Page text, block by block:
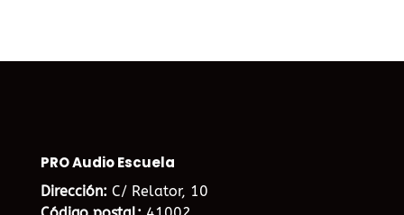
PRO Audio Escuela
Dirección: C/ Relator, 10